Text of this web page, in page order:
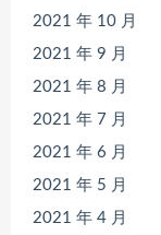
2021 年 10 月
2021 年 9 月
2021 年 8 月
2021 年 7 月
2021 年 6 月
2021 年 5 月
2021 年 4 月